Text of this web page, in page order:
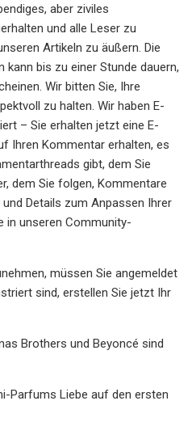
aber ziviles
und alle Leser zu
Artikeln zu äußern. Die
bis zu einer Stunde dauern,
Wir bitten Sie, Ihre
zu halten. Wir haben E-
– Sie erhalten jetzt eine E-
Ihren Kommentar erhalten, es
gibt, dem Sie
dem Sie folgen, Kommentare
Details zum Anpassen Ihrer
in unseren Community-
müssen Sie angemeldet
sind, erstellen Sie jetzt Ihr
Brothers und Beyoncé sind
Parfums Liebe auf den ersten